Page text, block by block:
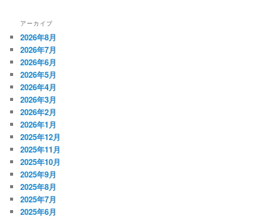
アーカイブ
2026年8月
2026年7月
2026年6月
2026年5月
2026年4月
2026年3月
2026年2月
2026年1月
2025年12月
2025年11月
2025年10月
2025年9月
2025年8月
2025年7月
2025年6月